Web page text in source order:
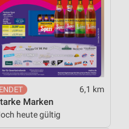
6,1 km
Marken
heute gültig